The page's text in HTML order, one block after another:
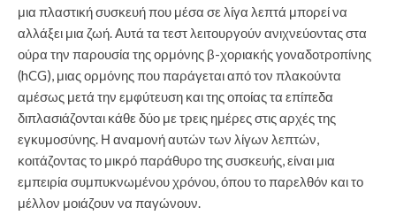
μια πλαστική συσκευή που μέσα σε λίγα λεπτά μπορεί να
αλλάξει μια ζωή.Αυτά τα τεστ λειτουργούν ανιχνεύοντας στα
ούρα την παρουσία της ορμόνης β-χοριακής γοναδοτροπίνης
(hCG), μιας ορμόνης που παράγεται από τον πλακούντα
αμέσως μετά την εμφύτευση και της οποίας τα επίπεδα
διπλασιάζονται κάθε δύο με τρεις ημέρες στις αρχές της
εγκυμοσύνης. Η αναμονή αυτών των λίγων λεπτών,
κοιτάζοντας το μικρό παράθυρο της συσκευής, είναι μια
εμπειρία συμπυκνωμένου χρόνου, όπου το παρελθόν και το
μέλλον μοιάζουν να παγώνουν.